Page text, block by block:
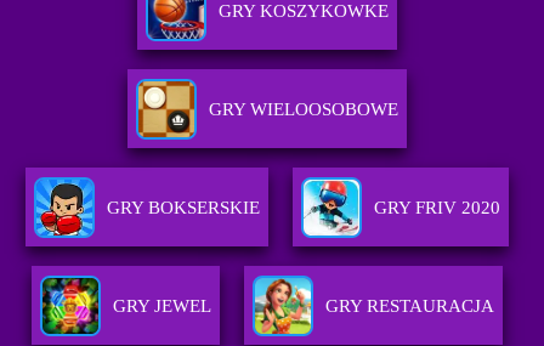
GRY KOSZYKOWKE
GRY WIELOOSOBOWE
GRY BOKSERSKIE GRY FRIV 2020
GRY JEWEL GRY RESTAURACJA